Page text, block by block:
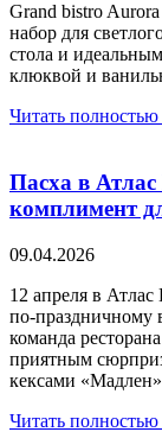
Grand bistro
набор для
стола и
клюквой и
Читать полностью
Пасха в
комплимент
09.04.2026
12 апреля в
по-праздничному
команда
приятным
кексами
Читать полностью